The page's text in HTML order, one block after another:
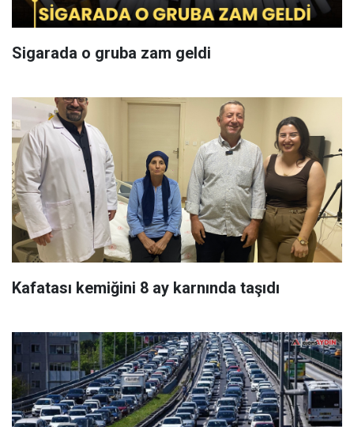
Sigarada o gruba zam geldi
Kafatası kemiğini 8 ay karnında taşıdı